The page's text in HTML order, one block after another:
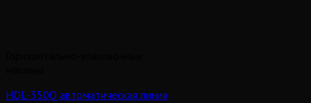
HDL-350Q автоматическая линия